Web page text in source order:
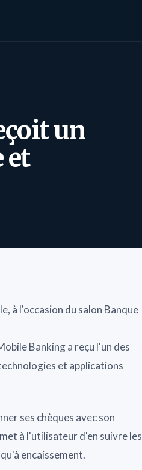
un
et
à l'occasion du salon Banque
Banking a reçu l'un des
et applications
ses chèques avec son
à l'utilisateur d'en suivre les
encaissement.